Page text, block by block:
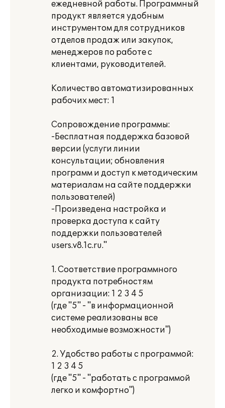
ежедневной работы. Программный
продукт является удобным
инструментом для сотрудников
отделов продаж или закупок,
менеджеров по работе с
клиентами, руководителей.
Количество автоматизированных
рабочих мест: 1
Сопровождение программы:
-Бесплатная поддержка базовой
версии (услуги линии
консультации; обновления
программ и доступ к методическим
материалам на сайте поддержки
пользователей)
-Произведена настройка и
проверка доступа к сайту
поддержки пользователей
users.v8.1c.ru."
1. Соответствие программного
продукта потребностям
организации: 1 2 3 4 5
(где "5" - "в информационной
системе реализованы все
необходимые возможности")
2. Удобство работы с программой:
1 2 3 4 5
(где "5" - "работать с программой
легко и комфортно")